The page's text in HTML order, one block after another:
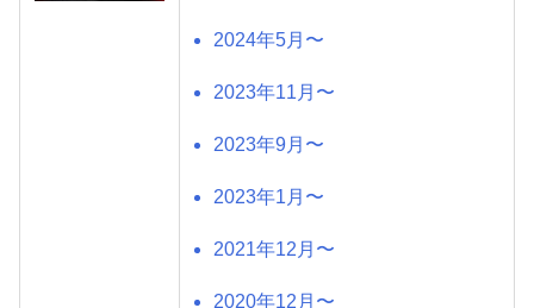
2024年5月〜
2023年11月〜
2023年9月〜
2023年1月〜
2021年12月〜
2020年12月〜